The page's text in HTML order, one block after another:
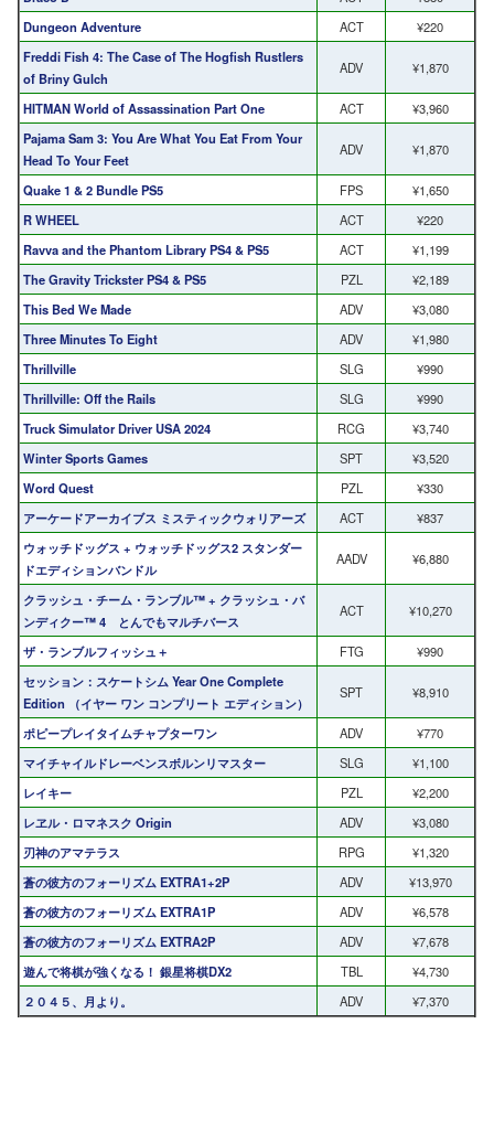
Dungeon Adventure
ACT
¥220
Freddi Fish 4: The Case of The Hogfish Rustlers
of Briny Gulch
ADV ¥1,870
HITMAN World of Assassination Part One ACT
¥3,960
Pajama Sam 3: You Are What You Eat From Your
Head To Your Feet
ADV ¥1,870
Quake 1 & 2 Bundle PS5 FPS
¥1,650
R WHEEL
ACT
¥220
Ravva and the Phantom Library PS4 & PS5
ACT
¥1,199
The Gravity Trickster PS4 & PS5
PZL
¥2,189
This Bed We Made
ADV
¥3,080
Three Minutes To Eight
ADV
¥1,980
Thrillville
SLG
¥990
Thrillville: Off the Rails
SLG
¥990
Truck Simulator Driver USA 2024
RCG
¥3,740
Winter Sports Games
SPT
¥3,520
Word Quest
PZL
¥330
アーケードアーカイブス ミスティックウォリアーズ
ACT
¥837
ウォッチドッグス + ウォッチドッグス2 スタンダー
ドエディションバンドル
AADV ¥6,880
クラッシュ・チーム・ランブル™ + クラッシュ・バ
ンディクー™ 4 とんでもマルチバース
ACT ¥10,270
ザ・ランブルフィッシュ＋ FTG
¥990
セッション：スケートシム Year One Complete
Edition （イヤー ワン コンプリート エディション）
SPT ¥8,910
ポピープレイタイムチャプターワン ADV
¥770
マイチャイルドレーベンスボルンリマスター
SLG
¥1,100
レイキー
PZL
¥2,200
レヱル・ロマネスク Origin
ADV
¥3,080
刃神のアマテラス
RPG
¥1,320
蒼の彼方のフォーリズム EXTRA1+2P
ADV
¥13,970
蒼の彼方のフォーリズム EXTRA1P
ADV
¥6,578
蒼の彼方のフォーリズム EXTRA2P
ADV
¥7,678
遊んで将棋が強くなる！ 銀星将棋DX2
TBL
¥4,730
２０４５、月より。
ADV ¥7,370